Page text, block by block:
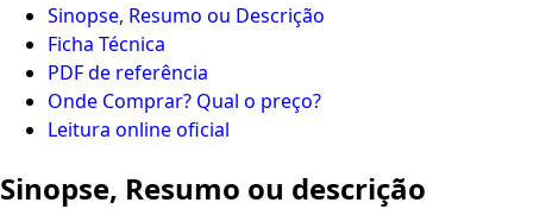
Sinopse, Resumo ou Descrição
Ficha Técnica
PDF de referência
Onde Comprar? Qual o preço?
Leitura online oficial
Sinopse, Resumo ou descrição